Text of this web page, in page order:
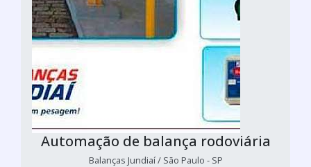
Automação de balança rodoviária
Balanças Jundiaí / São Paulo - SP